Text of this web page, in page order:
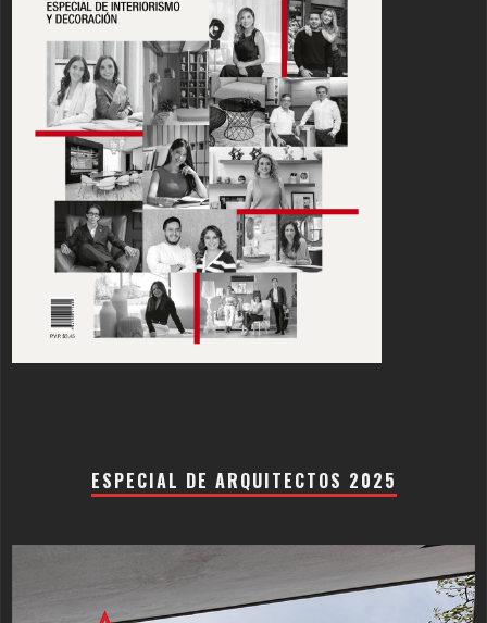
ESPECIAL DE ARQUITECTOS 2025